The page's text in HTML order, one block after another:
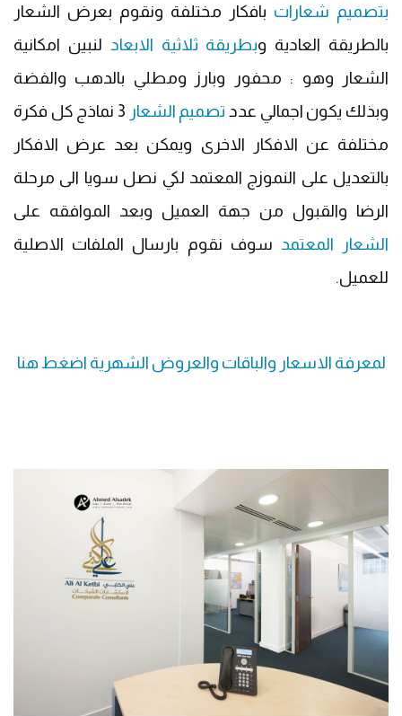
بتصميم شعارات بافكار مختلفة ونقوم بعرض الشعار
بالطريقة العادية وبطريقة ثلاثية الابعاد لنبين امكانية
الشعار وهو : محفور وبارز ومطلي بالدهب والفضة
وبذلك يكون اجمالي عدد تصميم الشعار
3 نماذج كل فكرة
مختلفة عن الافكار الاخرى ويمكن بعد عرض الافكار
بالتعديل على النموزج المعتمد لكي نصل سويا الى مرحلة
الرضا والقبول من جهة العميل وبعد الموافقه على
الشعار المعتمد سوف نقوم بارسال الملفات الاصلية
للعميل.
لمعرفة الاسعار والباقات والعروض الشهرية اضغط هنا